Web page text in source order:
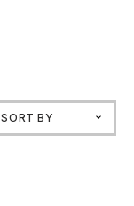
SORT BY